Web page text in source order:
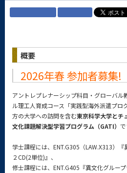
概要
2026年春 参加者募集!
アントレプレナーシップ科目・グローバ
ル理工人育成コース「実践型海外派遣プロ
方の大学への訪問を含む東京科学大学とチ
文化課題解決型学習プログラム（GATI） で
学士課程には、ENT.G305（LAW.X313）
２CD(2単位)』 、
修士課程には、ENT.G405『異文化グルー